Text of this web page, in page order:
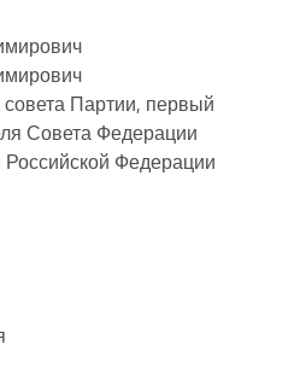
Партии, первый
Совета Федерации
Федерации